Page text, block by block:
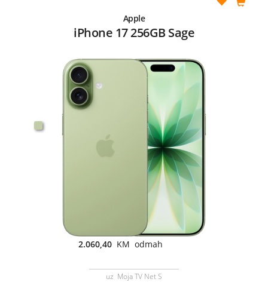
Apple
iPhone 17 256GB Sage
2.060,40 KM odmah
uz Moja TV Net S